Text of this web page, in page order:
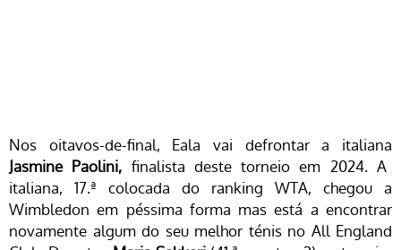
Nos oitavos-de-final, Eala vai defrontar a italiana
Jasmine Paolini, finalista deste torneio em 2024. A
italiana, 17.ª colocada do ranking WTA, chegou a
Wimbledon em péssima forma mas está a encontrar
novamente algum do seu melhor ténis no All England